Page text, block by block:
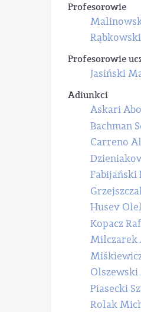
Profesorowie
Profesorowie
Jasiński
Adiunkci
Askari
Bachman
Carreno
Fabijański
Husev
Kopacz
Milczarek
Olszewski
Piasecki
Rolak